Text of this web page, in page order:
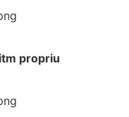
propriu